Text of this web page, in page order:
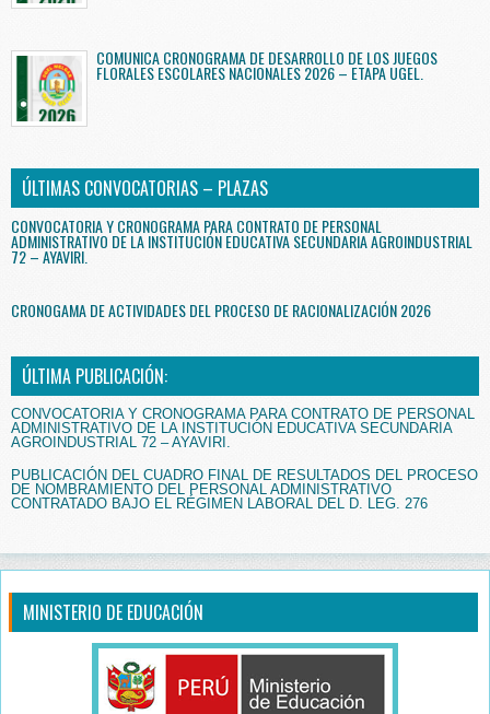
COMUNICA CRONOGRAMA DE DESARROLLO DE LOS JUEGOS
FLORALES ESCOLARES NACIONALES 2026 – ETAPA UGEL.
ÚLTIMAS CONVOCATORIAS – PLAZAS
CONVOCATORIA Y CRONOGRAMA PARA CONTRATO DE PERSONAL
ADMINISTRATIVO DE LA INSTITUCIÓN EDUCATIVA SECUNDARIA AGROINDUSTRIAL
72 – AYAVIRI.
CRONOGAMA DE ACTIVIDADES DEL PROCESO DE RACIONALIZACIÓN 2026
ÚLTIMA PUBLICACIÓN:
CONVOCATORIA Y CRONOGRAMA PARA CONTRATO DE PERSONAL
ADMINISTRATIVO DE LA INSTITUCIÓN EDUCATIVA SECUNDARIA
AGROINDUSTRIAL 72 – AYAVIRI.
PUBLICACIÓN DEL CUADRO FINAL DE RESULTADOS DEL PROCESO
DE NOMBRAMIENTO DEL PERSONAL ADMINISTRATIVO
CONTRATADO BAJO EL RÉGIMEN LABORAL DEL D. LEG. 276
MINISTERIO DE EDUCACIÓN